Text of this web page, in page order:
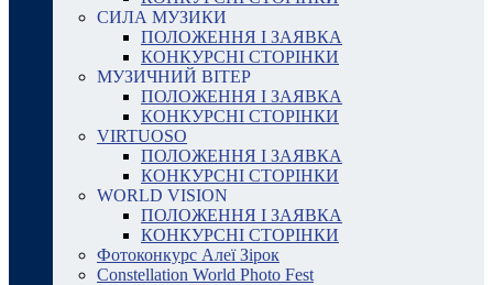
СИЛА МУЗИКИ
ПОЛОЖЕННЯ І ЗАЯВКА
КОНКУРСНІ СТОРІНКИ
МУЗИЧНИЙ ВІТЕР
ПОЛОЖЕННЯ І ЗАЯВКА
КОНКУРСНІ СТОРІНКИ
VIRTUOSO
ПОЛОЖЕННЯ І ЗАЯВКА
КОНКУРСНІ СТОРІНКИ
WORLD VISION
ПОЛОЖЕННЯ І ЗАЯВКА
КОНКУРСНІ СТОРІНКИ
Фотоконкурс Алеї Зірок
Constellation World Photo Fest